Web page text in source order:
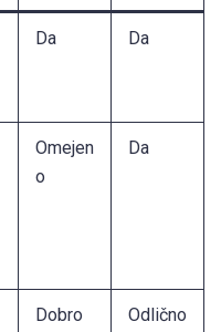
Da Da
Omejen
o
Da
Dobro Odlično